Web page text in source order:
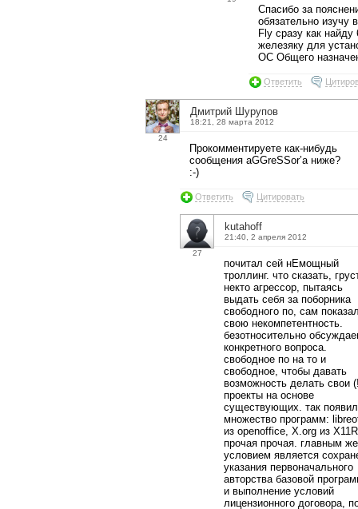
Спасибо за
обязательно изучу
Fly сразу как найду
железяку для
ОС Общего
Ответить
24
Дмитрий Шурупов
18:21, 28 марта 2012
Прокомментируете как-нибудь
сообщения aGGreSSor’а ниже?
:-)
Ответить Цитировать
27
kutahoff
21:40, 2 апреля 2012
почитал сей нЕмощный
троллинг. что сказать,
некто агрессор, пытаясь
выдать себя за поборника
свободного по, сам
свою некомпетентность.
безотносительно
конкретного вопроса.
свободное по на то и
свободное, чтобы давать
возможность делать свои
проекты на основе
существующих. так
множество программ:
из openoffice, X.org из
прочая прочая. главным же
условием является
указания первоначального
авторства базовой
и выполнение условий
лицензионного договора,